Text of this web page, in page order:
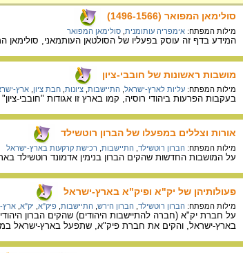
סולימאן המפואר (1496-1566)
מילות המפתח: אימפריה עותומנית סולימאן המפואר
המידע בדף זה עוסק בפעליו של הסולטאן העותמאני, סולימאן
מושבות ראשונות של חובבי-ציון
מילות המפתח: עליות לארץ-ישראל התיישבות ציונות חבת ציון ארץ-
בעקבות הפרעות ביהודי רוסיה, קמו בארץ זו אגודות "חובבי-ציון" (1882) וייסדו בארץ ישראל כמה
אורות וצללים במפעלו של הברון רוטשילד
מילות המפתח: הברון רוטשילד התיישבות רכישת קרקעות בארץ-ישראל
על המושבות החדשות שהקים הברון בנימין אדמונד רוטשילד
פעולותיהן של יק"א ופיק"א בארץ-ישראל
מילות המפתח: הברון רוטשילד הברון הירש התיישבות פיק"א יק"א ארץ-
על חברת יק"א (חברה להתיישבות היהודים) שהקים הברון
בארץ-ישראל, והקים את חברת פיק"א, שתפעל בארץ-ישראל